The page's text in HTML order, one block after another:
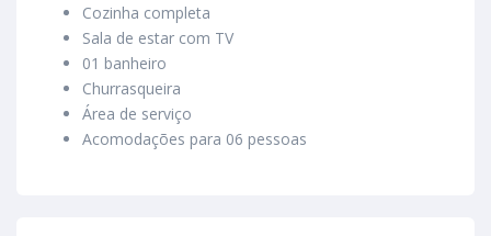
Cozinha completa
Sala de estar com TV
01 banheiro
Churrasqueira
Área de serviço
Acomodações para 06 pessoas